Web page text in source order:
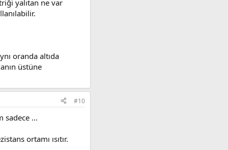
yalıtan ne var
oranda altıda
üstüne
#10
sadece ...
ortamı ısıtır.